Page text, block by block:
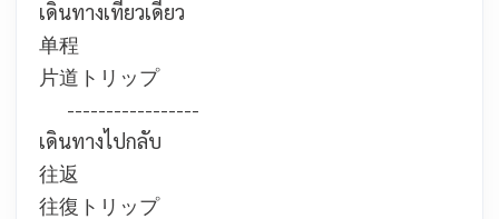
เดินทางเที่ยวเดียว
单程
片道トリップ
-----------------
เดินทางไปกลับ
往返
往復トリップ